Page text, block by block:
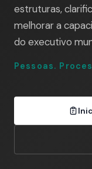
estruturas,
melhorar a
do executivo
Pessoas.